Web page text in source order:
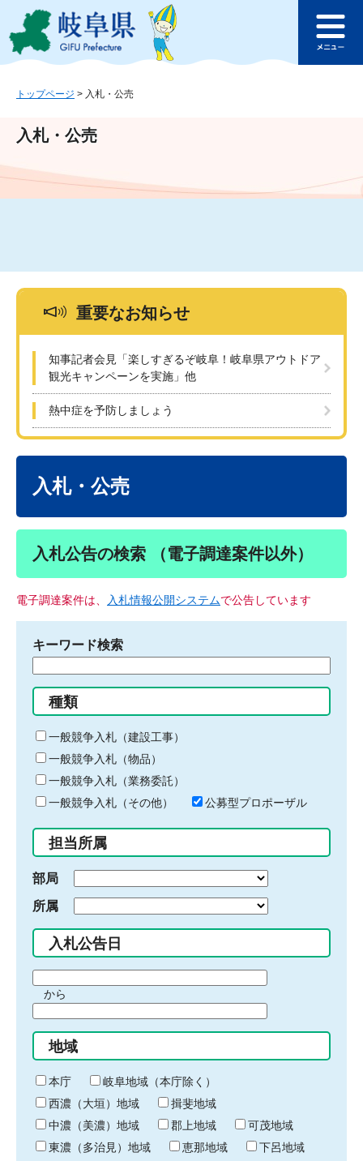
ジ
ュ
文
このページの本文へ
ュ
トップページ > 入札・公売
入札・公売
重要なお知らせ
知事記者会見「楽しすぎるぞ岐阜！岐阜県アウトドア
観光キャンペーンを実施」他
熱中症を予防しましょう
入札・公売
入札公告の検索 （電子調達案件以外）
電子調達案件は、 入札情報公開システムで公告しています
キーワード検索
る
キ
ー
ワ
ー
ド
入
力
種類
一般競争入札（建設工事）
一般競争入札（物品）
一般競争入札（業務委託）
一般競争入札（その他）
公募型プロポーザル
担当所属
部局
所属
入札公告日
間
始
り
から
間
終
わ
り
地域
本庁
岐阜地域（本庁除く）
西濃（大垣）地域
揖斐地域
中濃（美濃）地域
郡上地域
可茂地域
東濃（多治見）地域
恵那地域
下呂地域